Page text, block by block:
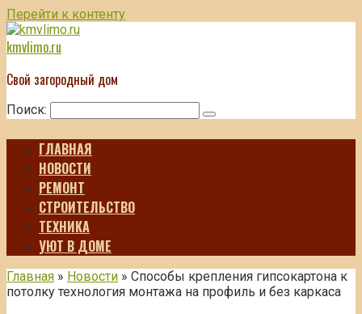
Перейти к контенту
kmvlimo.ru
Свой загородный дом
Поиск:
ГЛАВНАЯ
НОВОСТИ
РЕМОНТ
СТРОИТЕЛЬСТВО
ТЕХНИКА
УЮТ В ДОМЕ
Главная » Новости » Способы крепления гипсокартона к
потолку технология монтажа на профиль и без каркаса